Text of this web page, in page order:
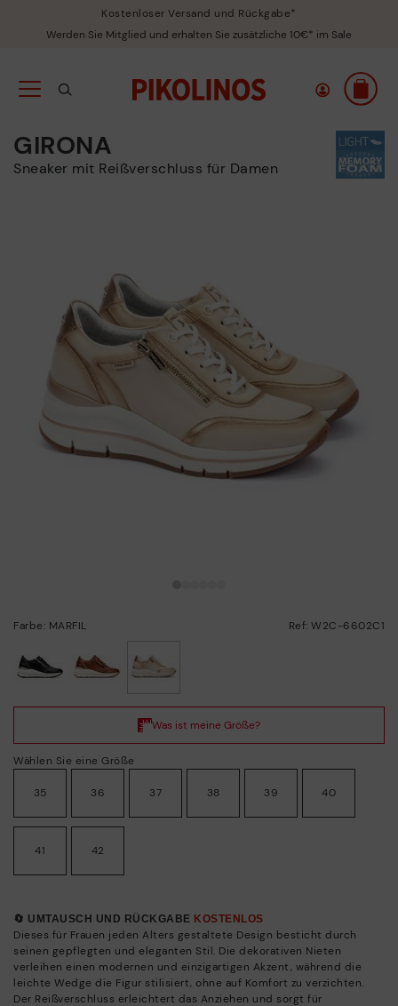
Kostenloser Versand und Rückgabe*
Werden Sie Mitglied und erhalten Sie zusätzliche 10€* im Sale
GIRONA
Sneaker mit Reißverschluss für Damen
Farbe: MARFIL Ref: W2C-6602C1
Wählen Sie eine Größe
35 36 37 38 39 40
41 42
🔄 UMTAUSCH UND RÜCKGABE KOSTENLOS
Dieses für Frauen jeden Alters gestaltete Design besticht durch
seinen gepflegten und eleganten Stil. Die dekorativen Nieten
verleihen einen modernen und einzigartigen Akzent, während die
leichte Wedge die Figur stilisiert, ohne auf Komfort zu verzichten.
Der Reißverschluss erleichtert das Anziehen und sorgt für